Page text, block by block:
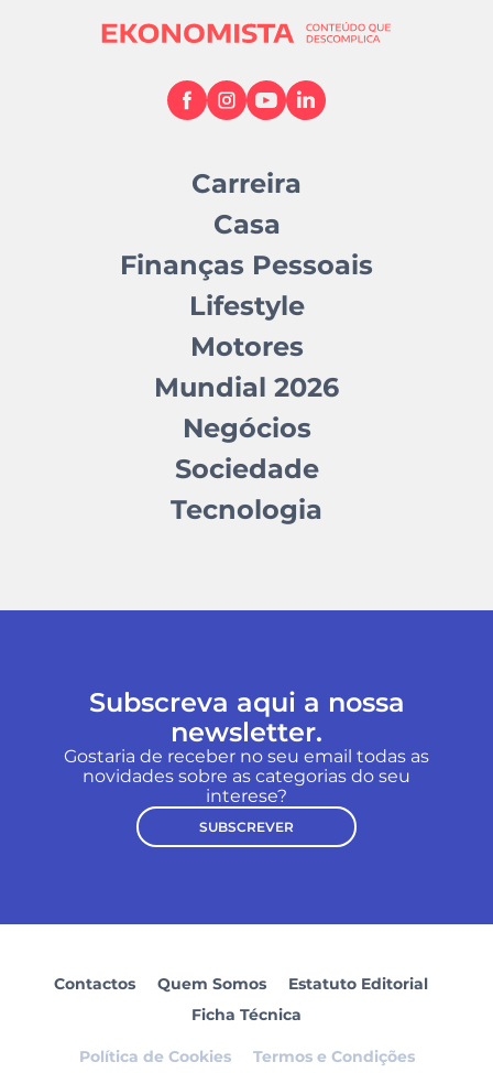
Carreira
Casa
Finanças Pessoais
Lifestyle
Motores
Mundial 2026
Negócios
Sociedade
Tecnologia
Subscreva aqui a nossa
newsletter.
Gostaria de receber no seu email todas as
novidades sobre as categorias do seu
interese?
SUBSCREVER
Contactos Quem Somos
Estatuto Editorial
Ficha Técnica
Política de Cookies Termos e Condições